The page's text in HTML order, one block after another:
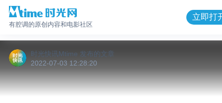
有腔调的原创内容和电影社区
立即打
时光快讯Mtime 发布的 文章
2022-07-03 12:28:20